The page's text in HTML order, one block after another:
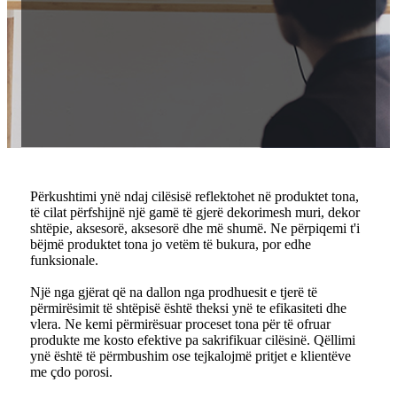
Përkushtimi ynë ndaj cilësisë reflektohet në produktet tona,
të cilat përfshijnë një gamë të gjerë dekorimesh muri, dekor
shtëpie, aksesorë, aksesorë dhe më shumë. Ne përpiqemi t'i
bëjmë produktet tona jo vetëm të bukura, por edhe
funksionale.
Një nga gjërat që na dallon nga prodhuesit e tjerë të
përmirësimit të shtëpisë është theksi ynë te efikasiteti dhe
vlera. Ne kemi përmirësuar proceset tona për të ofruar
produkte me kosto efektive pa sakrifikuar cilësinë. Qëllimi
ynë është të përmbushim ose tejkalojmë pritjet e klientëve
me çdo porosi.